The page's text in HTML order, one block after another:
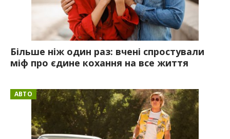
Більше ніж один раз: вчені спростували
міф про єдине кохання на все життя
АВТО